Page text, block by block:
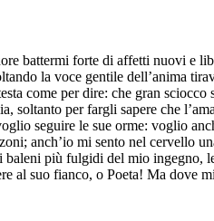
battermi forte di affetti nuovi e
la voce gentile dell’anima
come per dire: che gran
soltanto per fargli sapere che
seguire le sue orme: voglio
anch’io mi sento nel cervello
baleni più fulgidi del mio ingegno,
al suo fianco, o Poeta! Ma dove